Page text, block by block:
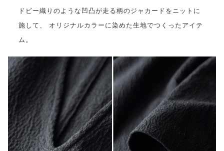
ドビー織りのような凹凸が走る柄のジャカードをニットに
施して、 オリジナルカラーに染めた生地でつくったアイテ
ム。